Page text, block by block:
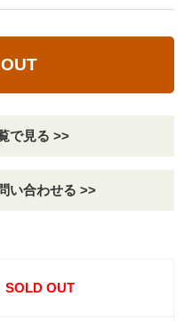
で見る >>
い合わせる >>
SOLD OUT